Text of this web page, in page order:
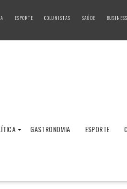
ESPORTE COLUNISTAS SAÚDE
GASTRONOMIA ESPORTE